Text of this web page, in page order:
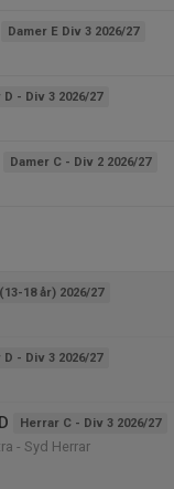
Damer E Div 3 2026/27
D - Div 3 2026/27
Damer C - Div 2 2026/27
18 år) 2026/27
D - Div 3 2026/27
Herrar C - Div 3 2026/27
- Syd Herrar